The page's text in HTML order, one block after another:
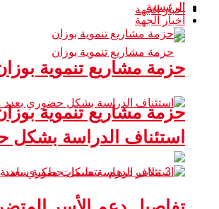
أخبار الجهة
حزمة مشاريع تنموية
الرئيسية
أخبار الجهة
حزمة مشاريع تنموية
استئناف الدراسة بشكل